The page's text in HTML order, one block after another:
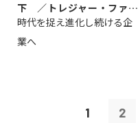
下 ／トレジャー・ファク
トリー社長野坂...
時代を捉え進化し続ける企
業へ
1 2